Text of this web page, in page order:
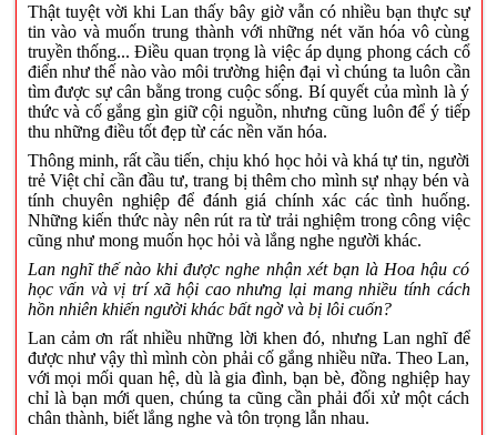
Thật tuyệt vời khi Lan thấy bây giờ vẫn có nhiều bạn thực sự
tin vào và muốn trung thành với những nét văn hóa vô cùng
truyền thống... Điều quan trọng là việc áp dụng phong cách cổ
điển như thế nào vào môi trường hiện đại vì chúng ta luôn cần
tìm được sự cân bằng trong cuộc sống. Bí quyết của mình là ý
thức và cố gắng gìn giữ cội nguồn, nhưng cũng luôn để ý tiếp
thu những điều tốt đẹp từ các nền văn hóa.
Thông minh, rất cầu tiến, chịu khó học hỏi và khá tự tin, người
trẻ Việt chỉ cần đầu tư, trang bị thêm cho mình sự nhạy bén và
tính chuyên nghiệp để đánh giá chính xác các tình huống.
Những kiến thức này nên rút ra từ trải nghiệm trong công việc
cũng như mong muốn học hỏi và lắng nghe người khác.
Lan nghĩ thế nào khi được nghe nhận xét bạn là Hoa hậu có
học vấn và vị trí xã hội cao nhưng lại mang nhiều tính cách
hồn nhiên khiến người khác bất ngờ và bị lôi cuốn?
Lan cảm ơn rất nhiều những lời khen đó, nhưng Lan nghĩ để
được như vậy thì mình còn phải cố gắng nhiều nữa. Theo Lan,
với mọi mối quan hệ, dù là gia đình, bạn bè, đồng nghiệp hay
chỉ là bạn mới quen, chúng ta cũng cần phải đối xử một cách
chân thành, biết lắng nghe và tôn trọng lẫn nhau.